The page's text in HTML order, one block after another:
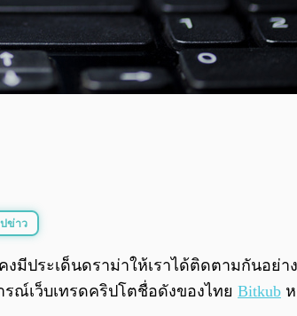
ข่าว
มีประเด็นดราม่าให้เราได้ติดตามกันอ
ณ์เว็บเทรดคริปโตชื่อดังของไทย Bitkub